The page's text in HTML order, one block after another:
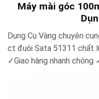
Máy mài góc
Dụng Cụ Vàng chuyên
ct đuôi Sata 51311 chất
✓Giao hàng nhanh chóng